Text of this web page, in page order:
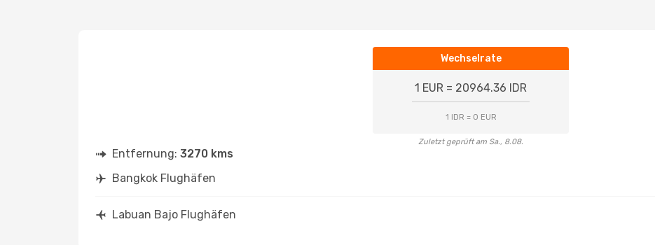
Wechselrate
1 EUR = 20964.36 IDR
1 IDR = 0 EUR
Zuletzt geprüft am Sa., 8.08.
Entfernung: 3270 kms
Bangkok Flughäfen
Labuan Bajo Flughäfen